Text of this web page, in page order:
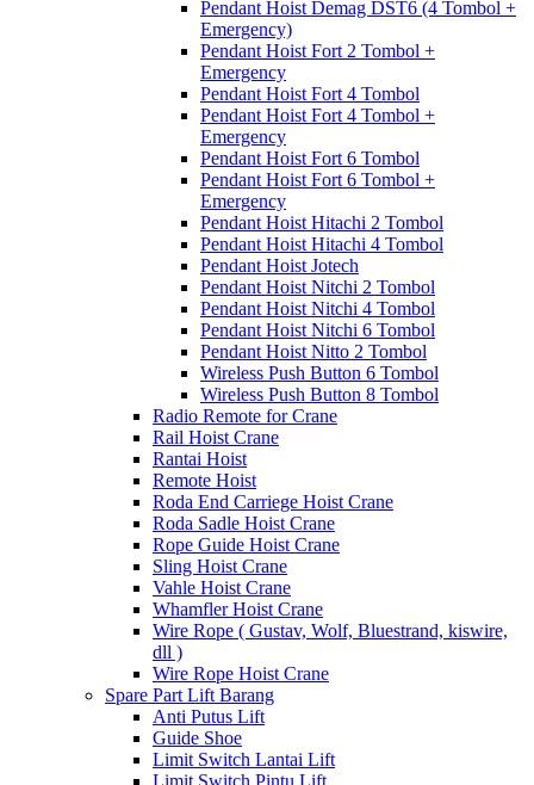
Pendant Hoist Demag DST6 (4 Tombol +
Emergency)
Pendant Hoist Fort 2 Tombol +
Emergency
Pendant Hoist Fort 4 Tombol
Pendant Hoist Fort 4 Tombol +
Emergency
Pendant Hoist Fort 6 Tombol
Pendant Hoist Fort 6 Tombol +
Emergency
Pendant Hoist Hitachi 2 Tombol
Pendant Hoist Hitachi 4 Tombol
Pendant Hoist Jotech
Pendant Hoist Nitchi 2 Tombol
Pendant Hoist Nitchi 4 Tombol
Pendant Hoist Nitchi 6 Tombol
Pendant Hoist Nitto 2 Tombol
Wireless Push Button 6 Tombol
Wireless Push Button 8 Tombol
Radio Remote for Crane
Rail Hoist Crane
Rantai Hoist
Remote Hoist
Roda End Carriege Hoist Crane
Roda Sadle Hoist Crane
Rope Guide Hoist Crane
Sling Hoist Crane
Vahle Hoist Crane
Whamfler Hoist Crane
Wire Rope ( Gustav, Wolf, Bluestrand, kiswire,
dll )
Wire Rope Hoist Crane
Spare Part Lift Barang
Anti Putus Lift
Guide Shoe
Limit Switch Lantai Lift